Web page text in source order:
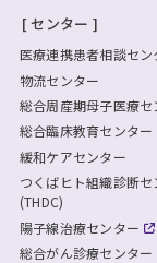
センター
医療連携患者相談セン
物流センター
総合周産期母子医療セ
総合臨床教育センター
緩和ケアセンター
つくばヒト組織診断セ
(THDC)
陽子線治療センター
総合がん診療センター